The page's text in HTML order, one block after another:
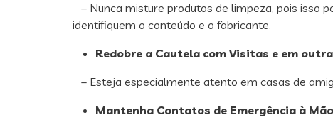
– Nunca misture produtos de limpeza, pois isso
identifiquem o conteúdo e o fabricante.
Redobre a Cautela com Visitas e em
– Esteja especialmente atento em casas de
Mantenha Contatos de Emergência à